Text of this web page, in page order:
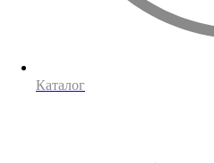
Каталог